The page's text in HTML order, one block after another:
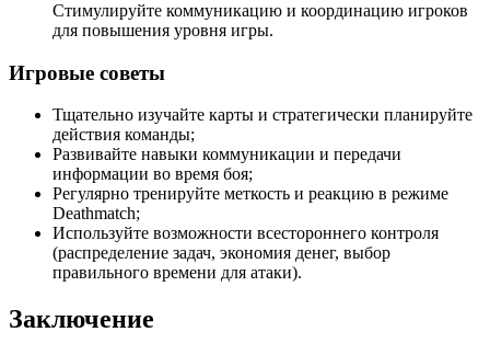
Стимулируйте коммуникацию и координацию игроков
для повышения уровня игры.
Игровые советы
Тщательно изучайте карты и стратегически планируйте
действия команды;
Развивайте навыки коммуникации и передачи
информации во время боя;
Регулярно тренируйте меткость и реакцию в режиме
Deathmatch;
Используйте возможности всестороннего контроля
(распределение задач, экономия денег, выбор
правильного времени для атаки).
Заключение